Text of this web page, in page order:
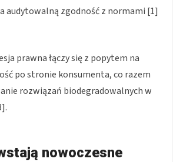
audytowalną zgodność z normami [1]
prawna łączy się z popytem na
po stronie konsumenta, co razem
rozwiązań biodegradowalnych w
nowoczesne